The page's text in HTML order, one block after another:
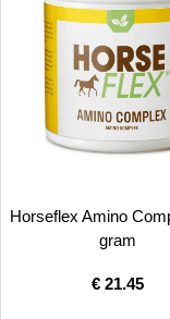
Horseflex Amino
gram
€21.45